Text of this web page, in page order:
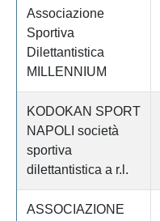
Associazione
Sportiva
Dilettantistica
MILLENNIUM
KODOKAN SPORT
NAPOLI società
sportiva
dilettantistica a r.l.
ASSOCIAZIONE